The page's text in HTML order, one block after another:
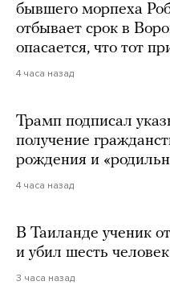
бывшего морпеха
отбывает срок в
опасается, что тот
4 часа назад
Трамп подписал
получение
рождения и
4 часа назад
В Таиланде ученик
и убил шесть
3 часа назад